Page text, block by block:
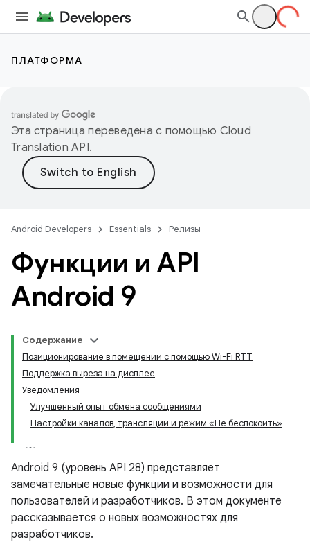
ПЛАТФОРМА
Эта страница переведена с помощью Cloud
Translation API.
Android Developers Essentials Релизы
Функции и API
Android 9
Содержание
Позиционирование в помещении с помощью Wi-Fi RTT
Поддержка выреза на дисплее
Уведомления
Улучшенный опыт обмена сообщениями
Настройки каналов, трансляции и режим «Не беспокоить»
Android 9 (уровень API 28) представляет
замечательные новые функции и возможности для
пользователей и разработчиков. В этом документе
рассказывается о новых возможностях для
разработчиков.